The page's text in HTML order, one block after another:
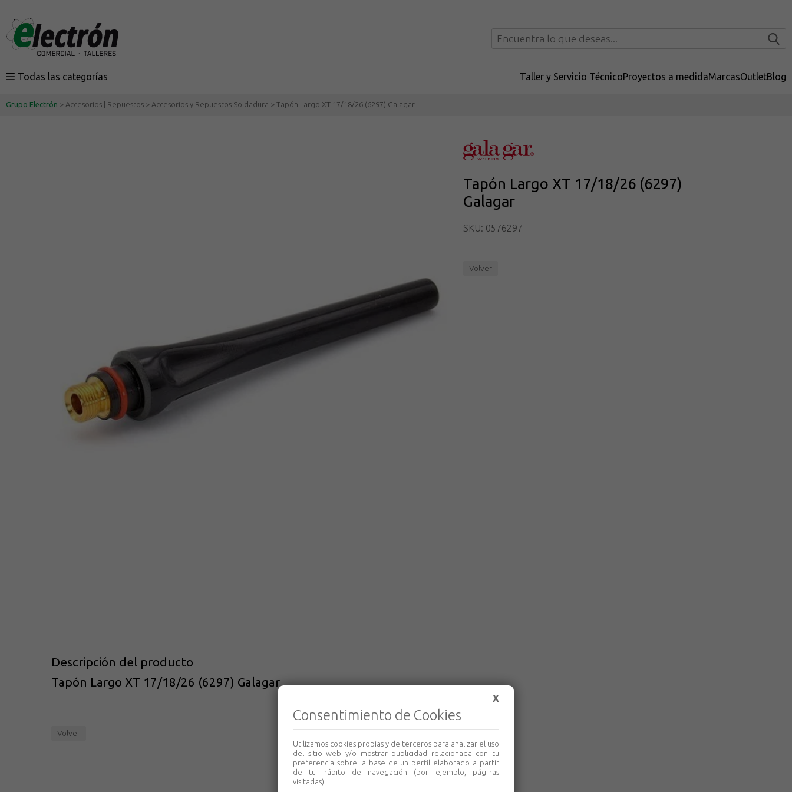
Todas las categorías Taller y Servicio TécnicoProyectos a medidaMarcasOutletBlog
Grupo Electrón > Accesorios | Repuestos > Accesorios y Repuestos Soldadura > Tapón Largo XT 17/18/26 (6297) Galagar
Tapón Largo XT 17/18/26 (6297)
Galagar
SKU: 0576297
Volver
Descripción del producto
Tapón Largo XT 17/18/26 (6297) Galagar
Volver
X
Consentimiento de Cookies
Utilizamos cookies propias y de terceros para analizar el uso
del sitio web y/o mostrar publicidad relacionada con tu
preferencia sobre la base de un perfil elaborado a partir
de tu hábito de navegación (por ejemplo, páginas
visitadas).